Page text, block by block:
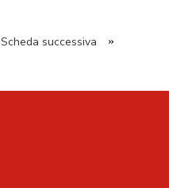
Scheda successiva »